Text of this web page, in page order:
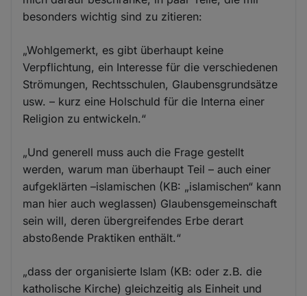
besonders wichtig sind zu zitieren:
„Wohlgemerkt, es gibt überhaupt keine
Verpflichtung, ein Interesse für die verschiedenen
Strömungen, Rechtsschulen, Glaubensgrundsätze
usw. – kurz eine Holschuld für die Interna einer
Religion zu entwickeln.“
„Und generell muss auch die Frage gestellt
werden, warum man überhaupt Teil – auch einer
aufgeklärten –islamischen (KB: „islamischen“ kann
man hier auch weglassen) Glaubensgemeinschaft
sein will, deren übergreifendes Erbe derart
abstoßende Praktiken enthält.“
„dass der organisierte Islam (KB: oder z.B. die
katholische Kirche) gleichzeitig als Einheit und